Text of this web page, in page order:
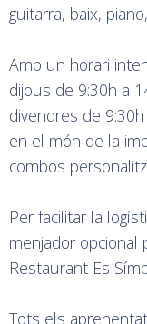
guitarra, baix,
Amb un horari
dijous de 9:30h a
divendres de
en el món de la
combos
Per facilitar la
menjador opcional
Restaurant Es
Tots els